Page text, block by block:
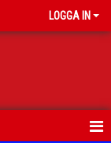
LOGGA IN